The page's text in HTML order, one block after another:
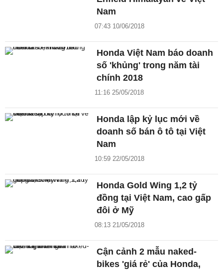
Nam
07:43 10/06/2018
Honda Việt Nam báo doanh
số 'khủng' trong năm tài
chính 2018
11:16 25/05/2018
Honda lập kỷ lục mới về
doanh số bán ô tô tại Việt
Nam
10:59 22/05/2018
Honda Gold Wing 1,2 tỷ
đồng tại Việt Nam, cao gấp
đôi ở Mỹ
08:13 21/05/2018
Cận cảnh 2 mẫu naked-
bikes 'giá rẻ' của Honda,